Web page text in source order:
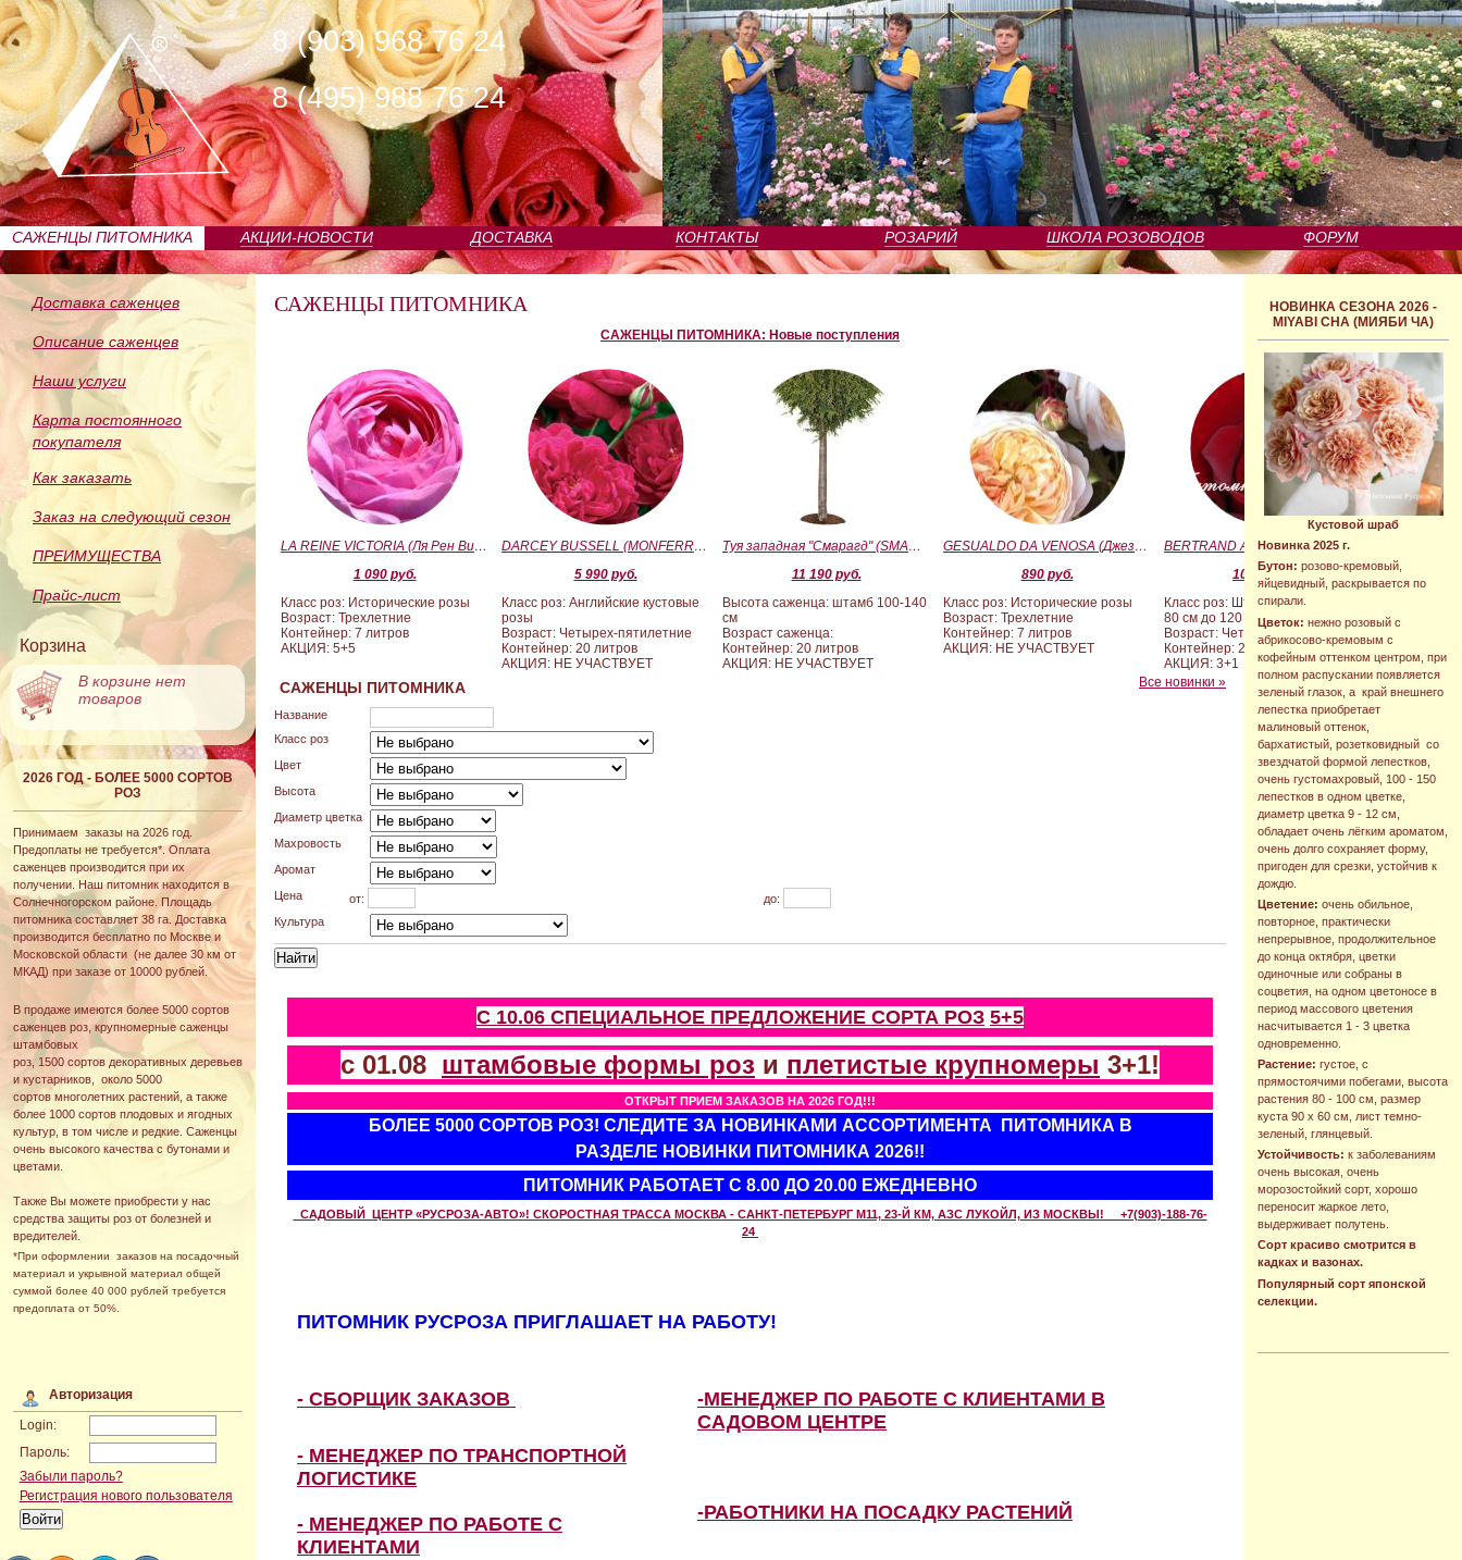
8 (903) 968 76 24
8 (495) 988 76 24
САЖЕНЦЫ ПИТОМНИКА АКЦИИ-НОВОСТИ ДОСТАВКА КОНТАКТЫ РОЗАРИЙ ШКОЛА РОЗОВОДОВ ФОРУМ
Доставка саженцев
Описание саженцев
Наши услуги
Карта постоянного
покупателя
Как заказать
Заказ на следующий сезон
ПРЕИМУЩЕСТВА
Прайс-лист
Корзина
В корзине нет
товаров
2026 ГОД - БОЛЕЕ 5000 СОРТОВ
РОЗ
Принимаем заказы на 2026 год.
Предоплаты не требуется*. Оплата
саженцев производится при их
получении. Наш питомник находится в
Солнечногорском районе. Площадь
питомника составляет 38 га. Доставка
производится бесплатно по Москве и
Московской области (не далее 30 км от
МКАД) при заказе от 10000 рублей.
В продаже имеются более 5000 сортов
саженцев роз, крупномерные саженцы
штамбовых
роз, 1500 сортов декоративных деревьев
и кустарников, около 5000
сортов многолетних растений, а также
более 1000 сортов плодовых и ягодных
культур, в том числе и редкие. Саженцы
очень высокого качества с бутонами и
цветами.
Также Вы можете приобрести у нас
средства защиты роз от болезней и
вредителей.
*При оформлении заказов на посадочный
материал и укрывной материал общей
суммой более 40 000 рублей требуется
предоплата от 50%.
Авторизация
Login:
Пароль:
Забыли пароль?
Регистрация нового пользователя
НОВИНКА СЕЗОНА 2026 -
MIYABI CHA (МИЯБИ ЧА)
Кустовой шраб
Новинка 2025 г.
Бутон: розово-кремовый,
яйцевидный, раскрывается по
спирали.
Цветок: нежно розовый с
абрикосово-кремовым с
кофейным оттенком центром, при
полном распускании появляется
зеленый глазок, а край внешнего
лепестка приобретает
малиновый оттенок,
бархатистый, розетковидный со
звездчатой формой лепестков,
очень густомахровый, 100 - 150
лепестков в одном цветке,
диаметр цветка 9 - 12 см,
обладает очень лёгким ароматом,
очень долго сохраняет форму,
пригоден для срезки, устойчив к
дождю.
Цветение: очень обильное,
повторное, практически
непрерывное, продолжительное
до конца октября, цветки
одиночные или собраны в
соцветия, на одном цветоносе в
период массового цветения
насчитывается 1 - 3 цветка
одновременно.
Растение: густое, с
прямостоячими побегами, высота
растения 80 - 100 см, размер
куста 90 х 60 см, лист темно-
зеленый, глянцевый.
Устойчивость: к заболеваниям
очень высокая, очень
морозостойкий сорт, хорошо
переносит жаркое лето,
выдерживает полутень.
Сорт красиво смотрится в
кадках и вазонах.
Популярный сорт японской
селекции.
САЖЕНЦЫ ПИТОМНИКА
САЖЕНЦЫ ПИТОМНИКА: Новые поступления
LA REINE VICTORIA (Ля Рен Виктория)
1 090 руб.
Класс роз: Исторические розы
Возраст: Трехлетние
Контейнер: 7 литров
АКЦИЯ: 5+5
DARCEY BUSSELL (MONFERRATO) (Дарси Басл)
5 990 руб.
Класс роз: Английские кустовые
розы
Возраст: Четырех-пятилетние
Контейнер: 20 литров
АКЦИЯ: НЕ УЧАСТВУЕТ
Туя западная "Смарагд" (SMARAGD) ШТАМБ 100-140
11 190 руб.
Высота саженца: штамб 100-140
см
Возраст саженца:
Контейнер: 20 литров
АКЦИЯ: НЕ УЧАСТВУЕТ
GESUALDO DA VENOSA (Джезуальдо Ди Веноза)
890 руб.
Класс роз: Исторические розы
Возраст: Трехлетние
Контейнер: 7 литров
АКЦИЯ: НЕ УЧАСТВУЕТ
BERTRAND AMOUSSOU (Бертран Амуссу)
10 000 руб.
Класс роз: Штамбовые формы от
80 см до 120 см
Возраст: Четырех-пятилетние
Контейнер: 20 литров
АКЦИЯ: 3+1
Все новинки »
САЖЕНЦЫ ПИТОМНИКА
Название
Класс роз
Цвет
Высота
Диаметр цветка
Махровость
Аромат
Цена
от:
до:
Культура
С 10.06 СПЕЦИАЛЬНОЕ ПРЕДЛОЖЕНИЕ СОРТА РОЗ 5+5
с 01.08 штамбовые формы роз и плетистые крупномеры 3+1!
ОТКРЫТ ПРИЕМ ЗАКАЗОВ НА 2026 ГОД!!!
БОЛЕЕ 5000 СОРТОВ РОЗ! СЛЕДИТЕ ЗА НОВИНКАМИ АССОРТИМЕНТА ПИТОМНИКА В
РАЗДЕЛЕ НОВИНКИ ПИТОМНИКА 2026!!
ПИТОМНИК РАБОТАЕТ С 8.00 ДО 20.00 ЕЖЕДНЕВНО
САДОВЫЙ ЦЕНТР «РУСРОЗА-АВТО»! СКОРОСТНАЯ ТРАССА МОСКВА - САНКТ-ПЕТЕРБУРГ М11, 23-Й КМ, АЗС ЛУКОЙЛ, ИЗ МОСКВЫ! +7(903)-188-76-
24
ПИТОМНИК РУСРОЗА ПРИГЛАШАЕТ НА РАБОТУ!
- СБОРЩИК ЗАКАЗОВ
-МЕНЕДЖЕР ПО РАБОТЕ С КЛИЕНТАМИ В
САДОВОМ ЦЕНТРЕ
- МЕНЕДЖЕР ПО ТРАНСПОРТНОЙ
ЛОГИСТИКЕ
- МЕНЕДЖЕР ПО РАБОТЕ С
КЛИЕНТАМИ
-РАБОТНИКИ НА ПОСАДКУ РАСТЕНИЙ